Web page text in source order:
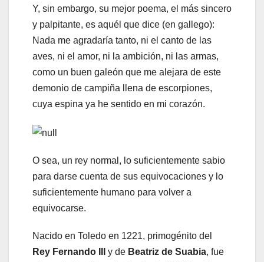
Y, sin embargo, su mejor poema, el más sincero
y palpitante, es aquél que dice (en gallego):
Nada me agradaría tanto, ni el canto de las
aves, ni el amor, ni la ambición, ni las armas,
como un buen galeón que me alejara de este
demonio de campiña llena de escorpiones,
cuya espina ya he sentido en mi corazón.
O sea, un rey normal, lo suficientemente sabio
para darse cuenta de sus equivocaciones y lo
suficientemente humano para volver a
equivocarse.
Nacido en Toledo en 1221, primogénito del
Rey Fernando III
y de Beatriz de Suabia, fue